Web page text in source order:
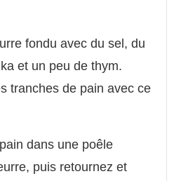
fondu avec du sel, du
et un peu de thym.
tranches de pain avec ce
dans une poêle
puis retournez et